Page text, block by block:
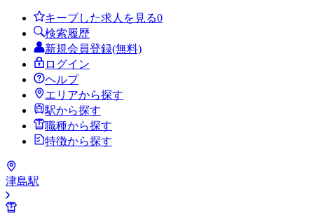
キープした求人を見る0
検索履歴
新規会員登録(無料)
ログイン
ヘルプ
エリアから探す
駅から探す
職種から探す
特徴から探す
津島駅